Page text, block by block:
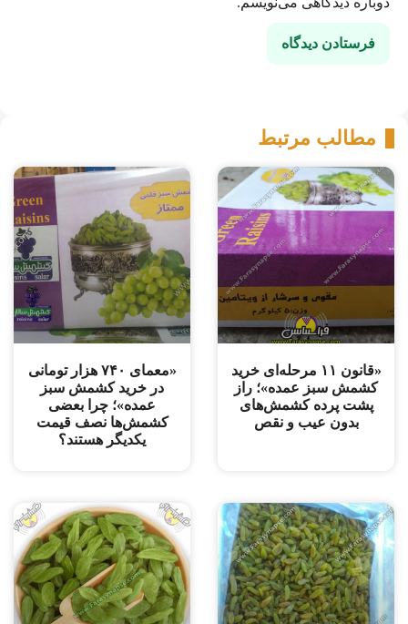
مطالب مرتبط
«قانون ۱۱ مرحله‌ای خرید
کشمش سبز عمده»؛ راز
پشت پرده کشمش‌های
بدون عیب و نقص
«معمای ۷۴۰ هزار تومانی
در خرید کشمش سبز
عمده»؛ چرا بعضی
کشمش‌ها نصف قیمت
یکدیگر هستند؟